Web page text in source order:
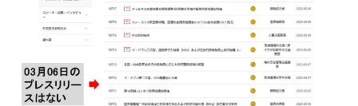
ル」まで拡大 ⇒ 海外資金の動きに強く左右される状態
韓国･帰ってきた李在明。李在明を支持しな
い「50.5％」に上昇
『Money1』
韓国大統領府ボンクラ政策室長が告発され
た ⇒ 国家が行った恐るべき株価操作であり、空前の国政壟